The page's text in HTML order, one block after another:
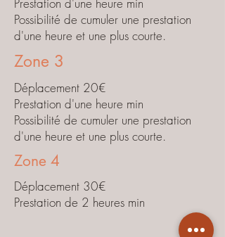
Possibilité de cumuler une prestation
d'une heure et une plus courte.
Zone 3
Déplacement 20€
Prestation d'une heure min
Possibilité de cumuler une prestation
d'une heure et une plus courte.
Zone 4
Déplacement 30€
Prestation de 2 heures min